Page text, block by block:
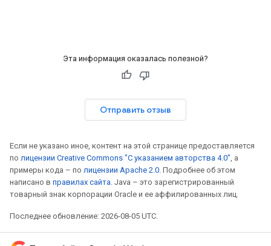
Эта информация оказалась полезной?
Отправить отзыв
Если не указано иное, контент на этой странице предоставляется
по лицензии Creative Commons "С указанием авторства 4.0", а
примеры кода – по лицензии Apache 2.0. Подробнее об этом
написано в правилах сайта. Java – это зарегистрированный
товарный знак корпорации Oracle и ее аффилированных лиц.
Последнее обновление: 2026-08-05 UTC.